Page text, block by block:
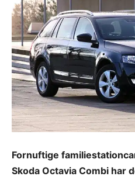
Fornuftige
Skoda Octavia Combi har